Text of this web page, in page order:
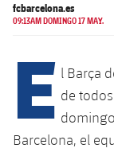
Comisiones
Centro de
plusicon
más
fcbarcelona.es
09:13AM DOMINGO 17 MAY.
E l Barça
de
Barcelona, ​​el